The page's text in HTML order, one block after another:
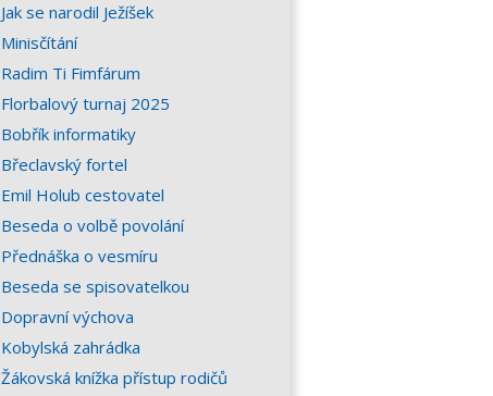
Jak se narodil Ježíšek
Minisčítání
Radim Ti Fimfárum
Florbalový turnaj 2025
Bobřík informatiky
Břeclavský fortel
Emil Holub cestovatel
Beseda o volbě povolání
Přednáška o vesmíru
Beseda se spisovatelkou
Dopravní výchova
Kobylská zahrádka
Žákovská knížka přístup rodičů